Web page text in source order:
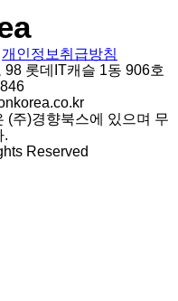
개인정보취급방침
롯데IT캐슬 1동 906호
(주)경향북스에 있으며 무
.
Reserved